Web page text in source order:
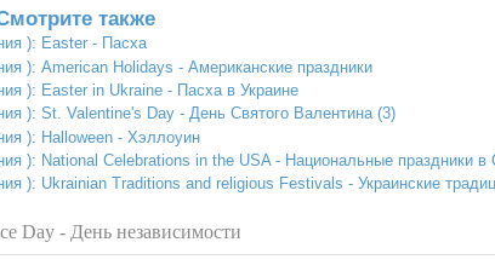
также
): Easter - Пасха
): American Holidays - Американские праздники
): Easter in Ukraine - Пасха в Украине
): St. Valentine's Day - День Святого Валентина (3)
): Halloween - Хэллоуин
): National Celebrations in the USA - Национальные праздники
): Ukrainian Traditions and religious Festivals - Украинские
Day - День независимости